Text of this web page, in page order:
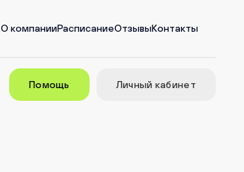
О компанииРасписаниеОтзывыКонтакты
Помощь Личный кабинет